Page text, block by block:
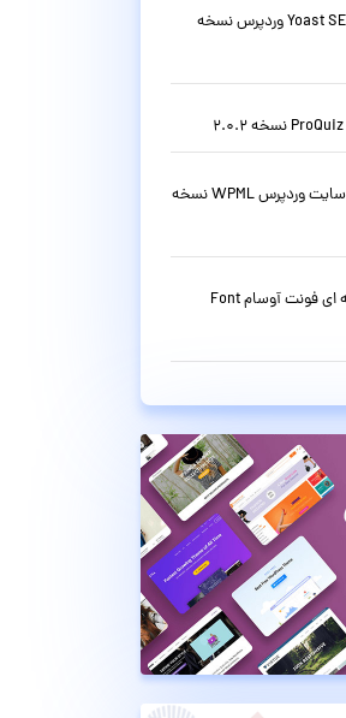
افزونه فارسی سئو Yoast SEO Premium وردپرس نسخه
افزونه قدرتمند چند زبانه کردن سایت وردپرس WPML نسخه
دانلود مجموعه فونت های حرفه ای فونت آوسام Font